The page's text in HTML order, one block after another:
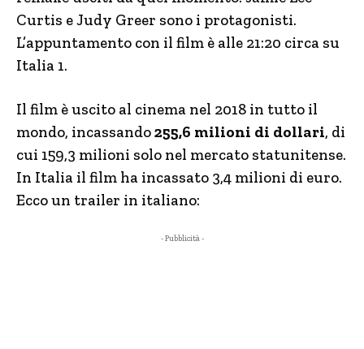
Curtis e Judy Greer sono i protagonisti.
L’appuntamento con il film è alle 21:20 circa su
Italia 1.
Il film è uscito al cinema nel 2018 in tutto il
mondo, incassando255,6 milioni di dollari, di
cui 159,3 milioni solo nel mercato statunitense.
In Italia il film ha incassato 3,4 milioni di euro.
Ecco un trailer in italiano:
- Pubblicità -